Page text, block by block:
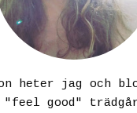
heter jag och
"feel good"